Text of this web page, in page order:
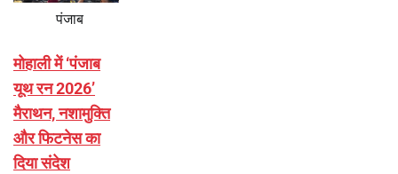
पंजाब
मोहाली में ‘पंजाब
यूथ रन 2026’
मैराथन, नशामुक्ति
और फिटनेस का
दिया संदेश